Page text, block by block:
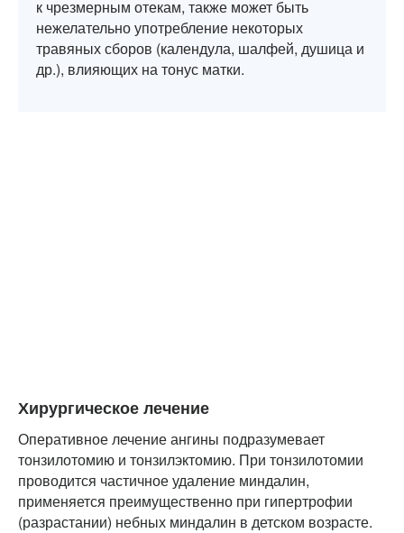
к чрезмерным отекам, также может быть
нежелательно употребление некоторых
травяных сборов (календула, шалфей, душица и
др.), влияющих на тонус матки.
Хирургическое лечение
Оперативное лечение ангины подразумевает
тонзилотомию и тонзилэктомию. При тонзилотомии
проводится частичное удаление миндалин,
применяется преимущественно при гипертрофии
(разрастании) небных миндалин в детском возрасте.